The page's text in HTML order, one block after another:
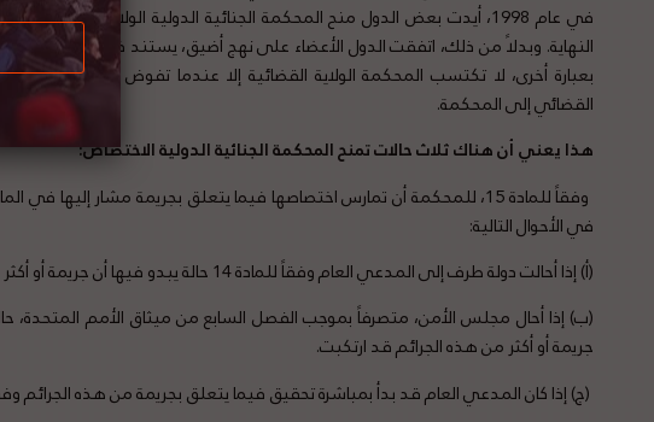
في عام 1998، أيدت بعض الدول منح المحكمة الجنائية الدولية الولاية
النهاية. وبدلاً من ذلك، اتفقت الدول الأعضاء على نهج أضيق، يستند فيه اختصاص
بعبارة أخرى، لا تكتسب المحكمة الولاية القضائية إلا عندما تفوض الدول
القضائي إلى المحكمة.
هذا يعني أن هناك ثلاث حالات تمنح المحكمة الجنائية الدولية الاختصاص:
في الأحوال التالية:
(أ) إذا أحالت دولة طرف إلى المدعي العام وفقاً للمادة 14 حالة يبدو فيها أن جريمة أو أكثر من هذه الجرائم قد ارتكبت.
(ب) إذا أحال مجلس الأمن، متصرفاً بموجب الفصل السابع من ميثاق الأمم المتحدة،
جريمة أو أكثر من هذه الجرائم قد ارتكبت.
(ج) إذا كان المدعي العام قد بدأ بمباشرة تحقيق فيما يتعلق بجريمة من هذه الجرائم وفقاً